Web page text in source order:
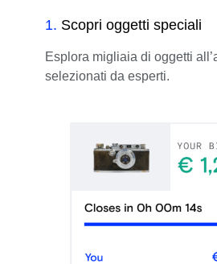
1. Scopri oggetti speciali
Esplora migliaia di oggetti
selezionati da esperti.